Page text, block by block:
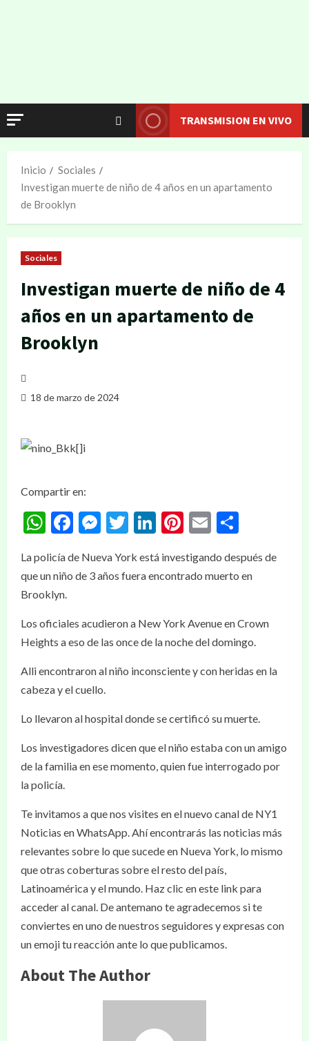
TRANSMISION EN VIVO
Inicio
Sociales
Investigan muerte de niño de 4 años en un apartamento
de Brooklyn
Sociales
Investigan muerte de niño de 4
años en un apartamento de
Brooklyn
18 de marzo de 2024
Compartir en:
WhatsApp
Facebook
Messenger
Twitter
LinkedIn
Pinterest
Email
La policía de Nueva York está investigando después de
que un niño de 3 años fuera encontrado muerto en
Brooklyn.
Los oficiales acudieron a New York Avenue en Crown
Heights a eso de las once de la noche del domingo.
Alli encontraron al niño inconsciente y con heridas en la
cabeza y el cuello.
Lo llevaron al hospital donde se certificó su muerte.
Los investigadores dicen que el niño estaba con un amigo
de la familia en ese momento, quien fue interrogado por
la policía.
Te invitamos a que nos visites en el nuevo canal de NY1
Noticias en WhatsApp. Ahí encontrarás las noticias más
relevantes sobre lo que sucede en Nueva York, lo mismo
que otras coberturas sobre el resto del país,
Latinoamérica y el mundo. Haz clic en este link para
acceder al canal. De antemano te agradecemos si te
conviertes en uno de nuestros seguidores y expresas con
un emoji tu reacción ante lo que publicamos.
About The Author